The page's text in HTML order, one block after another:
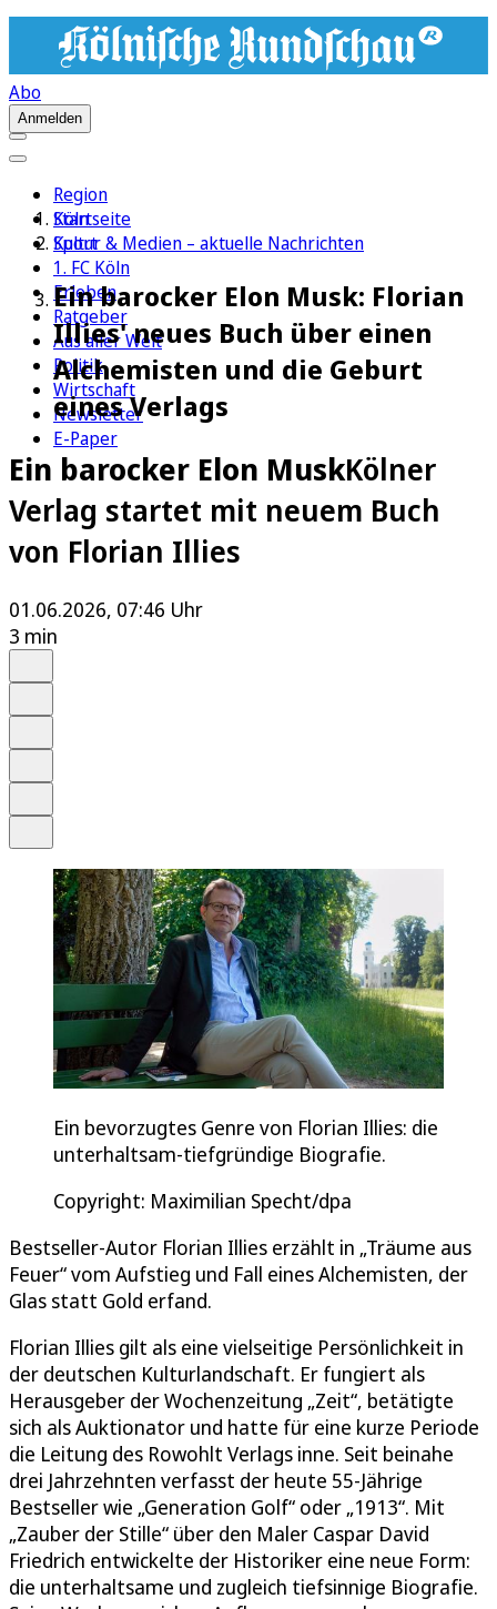
Abo
Anmelden
Region
Köln
Sport
1. FC Köln
Erleben
Ratgeber
Aus aller Welt
Politik
Wirtschaft
Newsletter
E-Paper
Startseite
Kultur & Medien – aktuelle Nachrichten
Ein barocker Elon Musk: Florian
Illies' neues Buch über einen
Alchemisten und die Geburt
eines Verlags
Ein barocker Elon MuskKölner
Verlag startet mit neuem Buch
von Florian Illies
01.06.2026, 07:46 Uhr
3 min
Ein bevorzugtes Genre von Florian Illies: die
unterhaltsam-tiefgründige Biografie.
Copyright: Maximilian Specht/dpa
Bestseller-Autor Florian Illies erzählt in „Träume aus
Feuer“ vom Aufstieg und Fall eines Alchemisten, der
Glas statt Gold erfand.
Florian Illies gilt als eine vielseitige Persönlichkeit in
der deutschen Kulturlandschaft. Er fungiert als
Herausgeber der Wochenzeitung „Zeit“, betätigte
sich als Auktionator und hatte für eine kurze Periode
die Leitung des Rowohlt Verlags inne. Seit beinahe
drei Jahrzehnten verfasst der heute 55-Jährige
Bestseller wie „Generation Golf“ oder „1913“. Mit
„Zauber der Stille“ über den Maler Caspar David
Friedrich entwickelte der Historiker eine neue Form:
die unterhaltsame und zugleich tiefsinnige Biografie.